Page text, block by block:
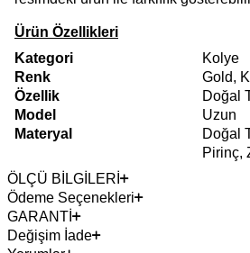
Ürün Özellikleri
Kategori
Kolye
Renk
Gold,
Özellik
Doğal
Model
Uzun
Materyal
Doğal
Pirinç,
ÖLÇÜ BİLGİLERİ
Ödeme Seçenekleri
GARANTİ
Değişim İade